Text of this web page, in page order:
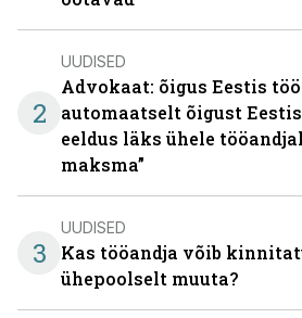
2
UUDISED
Advokaat: õigus Eestis
automaatselt õigust
eeldus läks ühele
maksma”
3
UUDISED
Kas tööandja võib
ühepoolselt muuta?